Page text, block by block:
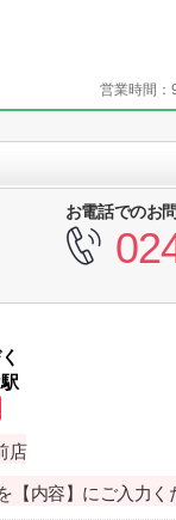
営業時間：
お電話でのお
店
【内容】にご入力く